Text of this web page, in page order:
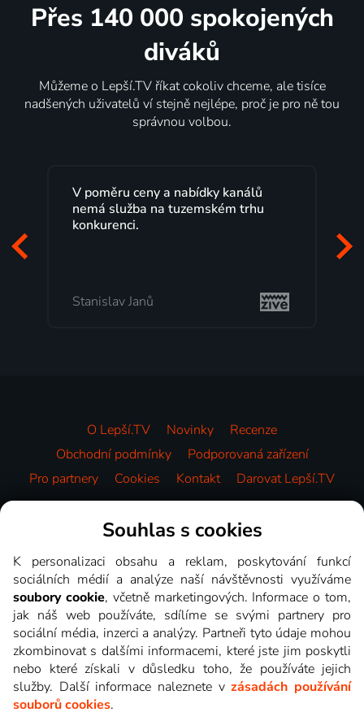
Přes 140 000 spokojených
diváků
Můžeme o Lepší.TV říkat cokoliv chceme, ale tisíce
nadšených uživatelů ví stejně nejlépe, proč je pro ně tou
správnou volbou.
Lepší.TV sleduji už několik let s
maximální spokojeností. Velký výběr
programů a nemuset běžet k TV na
Milada Tomešová
O Lepší.TV Novinky
Recenze
Obchodní podmínky
Podporovaná zařízení
Pro partnery
Cookies Kontakt Darovat Lepší.TV
Videotéka
Souhlas s cookies
K personalizaci obsahu a reklam, poskytování funkcí
sociálních médií a analýze naší návštěvnosti využíváme
soubory cookie, včetně marketingových. Informace o tom,
jak náš web používáte, sdílíme se svými partnery pro
sociální média, inzerci a analýzy. Partneři tyto údaje mohou
zkombinovat s dalšími informacemi, které jste jim poskytli
nebo které získali v důsledku toho, že používáte jejich
služby. Další informace naleznete vzásadách používání
souborů cookies.